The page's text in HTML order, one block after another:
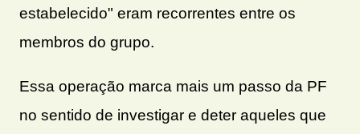
estabelecido" eram recorrentes entre os
membros do grupo.
Essa operação marca mais um passo da PF
no sentido de investigar e deter aqueles que